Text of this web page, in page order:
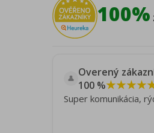
100%
👤 Overený
100 %
Super komunikácia,